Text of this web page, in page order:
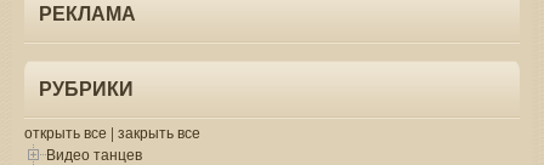
РЕКЛАМА
РУБРИКИ
открыть все | закрыть все
Видео танцев